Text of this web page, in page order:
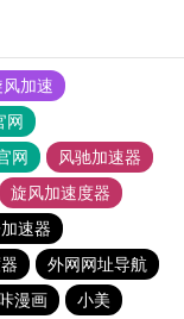
风加速
网
网
风驰加速器
旋风加速度器
速器
外网网址导航
漫画
小美